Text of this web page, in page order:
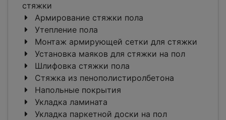
стяжки
Армирование стяжки пола
Утепление пола
Монтаж армирующей сетки для стяжки
Установка маяков для стяжки на пол
Шлифовка стяжки пола
Стяжка из пенополистиролбетона
Напольные покрытия
Укладка ламината
Укладка паркетной доски на пол